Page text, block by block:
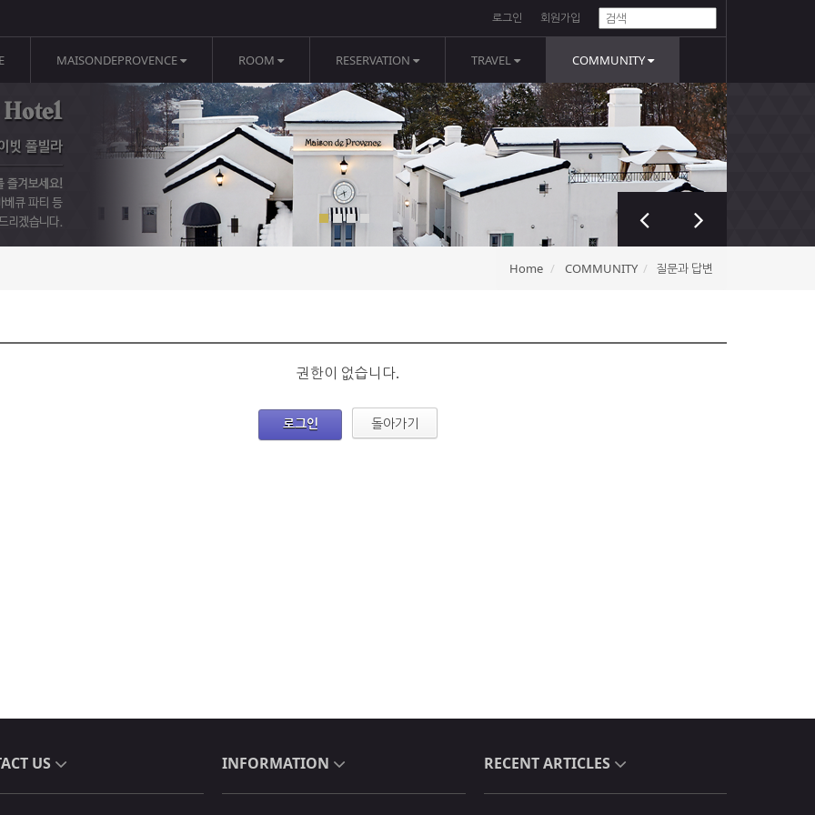
로그인 회원가입
MAISONDEPROVENCE ROOM RESERVATION TRAVEL COMMUNITY
Home COMMUNITY 질문과 답변
권한이 없습니다.
로그인 돌아가기
US INFORMATION RECENT ARTICLES